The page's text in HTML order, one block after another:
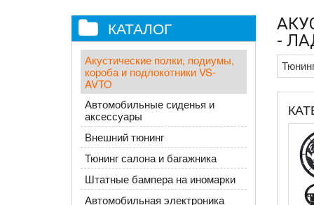
КАТАЛОГ
Акустические полки, подиумы,
короба и подлокотники VS-
AVTO
Автомобильные сиденья и
аксессуары
Внешний тюнинг
Тюнинг салона и багажника
Штатные бампера на иномарки
Автомобильная электроника
-